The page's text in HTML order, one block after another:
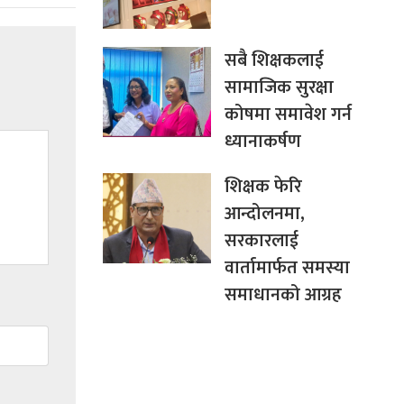
सबै शिक्षकलाई
सामाजिक सुरक्षा
कोषमा समावेश गर्न
ध्यानाकर्षण
शिक्षक फेरि
आन्दोलनमा,
सरकारलाई
वार्तामार्फत समस्या
समाधानको आग्रह